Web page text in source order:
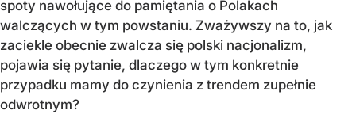
spoty nawołujące do pamiętania o Polakach
walczących w tym powstaniu. Zważywszy na to, jak
zaciekle obecnie zwalcza się polski nacjonalizm,
pojawia się pytanie, dlaczego w tym konkretnie
przypadku mamy do czynienia z trendem zupełnie
odwrotnym?